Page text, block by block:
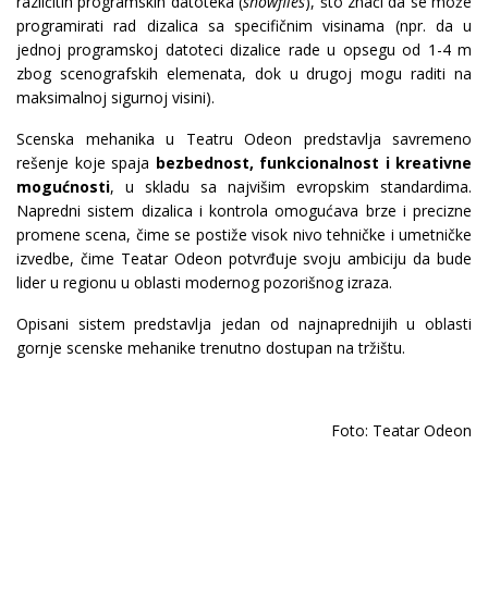
programirati rad dizalica sa specifičnim visinama (npr. da u
jednoj programskoj datoteci dizalice rade u opsegu od 1-4 m
zbog scenografskih elemenata, dok u drugoj mogu raditi na
maksimalnoj sigurnoj visini).
Scenska mehanika u Teatru Odeon predstavlja savremeno
rešenje koje spaja bezbednost, funkcionalnost i kreativne
mogućnosti, u skladu sa najvišim evropskim standardima.
Napredni sistem dizalica i kontrola omogućava brze i precizne
promene scena, čime se postiže visok nivo tehničke i umetničke
izvedbe, čime Teatar Odeon potvrđuje svoju ambiciju da bude
lider u regionu u oblasti modernog pozorišnog izraza.
Opisani sistem predstavlja jedan od najnaprednijih u oblasti
gornje scenske mehanike trenutno dostupan na tržištu.
Foto: Teatar Odeon